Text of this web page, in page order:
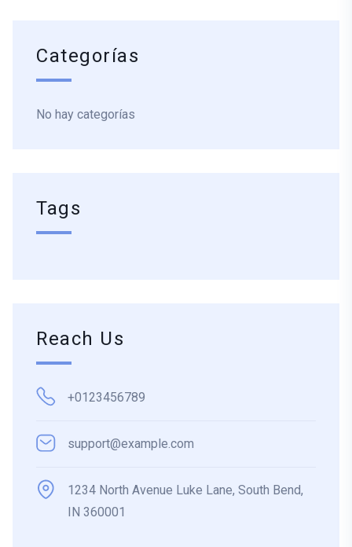
Categorías
No hay categorías
Tags
Reach Us
+0123456789
support@example.com
1234 North Avenue Luke Lane, South Bend,
IN 360001